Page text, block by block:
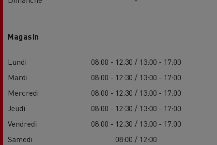
Magasin
Lundi
08:00 - 12:30 / 13:00 - 17:00
Mardi
08:00 - 12:30 / 13:00 - 17:00
Mercredi
08:00 - 12:30 / 13:00 - 17:00
Jeudi
08:00 - 12:30 / 13:00 - 17:00
Vendredi
08:00 - 12:30 / 13:00 - 17:00
Samedi
08:00 / 12:00